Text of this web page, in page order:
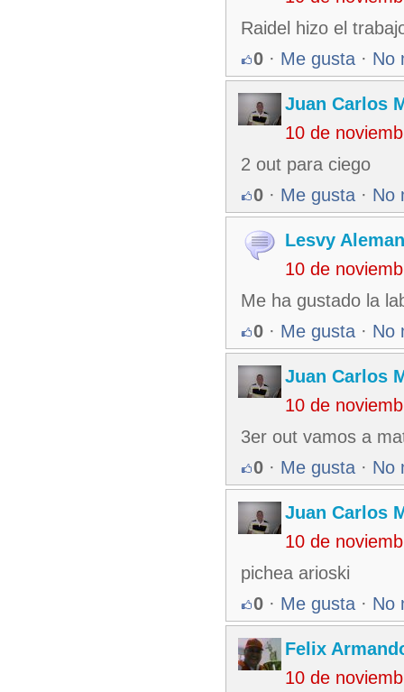
Raidel hizo el
0 · Me gusta · No
Juan Carlos
10 de
2 out para ciego
0 · Me gusta · No
Lesvy
10 de
Me ha gustado la
0 · Me gusta · No
Juan Carlos
10 de
3er out vamos a
0 · Me gusta · No
Juan Carlos
10 de
pichea arioski
0 · Me gusta · No
Felix
10 de